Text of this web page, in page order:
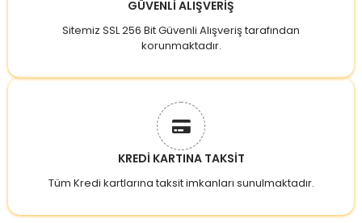
GÜVENLİ ALIŞVERİŞ
Sitemiz SSL 256 Bit Güvenli Alışveriş tarafından
korunmaktadır.
KREDİ KARTINA TAKSİT
Tüm Kredi kartlarına taksit imkanları sunulmaktadır.